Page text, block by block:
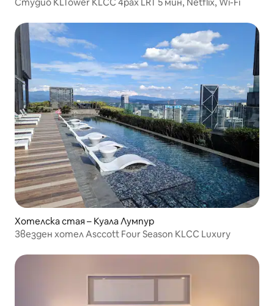
Студио KLTower KLCC 4pax LRT 5 мин, Netflix, Wi-Fi
Хотелска стая – Куала Лумпур
Звезден хотел Asccott Four Season KLCC Luxury